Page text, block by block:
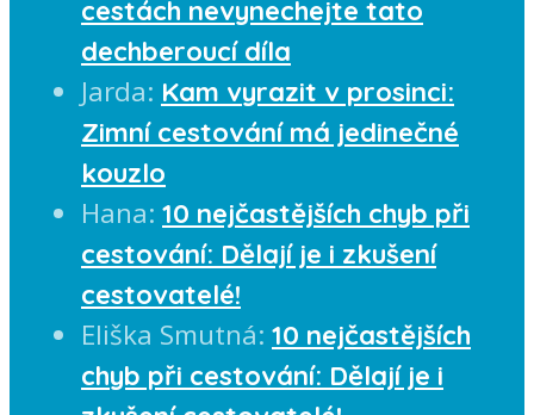
cestách nevynechejte tato
dechberoucí díla
Jarda: Kam vyrazit v prosinci:
Zimní cestování má jedinečné
kouzlo
Hana: 10 nejčastějších chyb při
cestování: Dělají je i zkušení
cestovatelé!
Eliška Smutná: 10 nejčastějších
chyb při cestování: Dělají je i